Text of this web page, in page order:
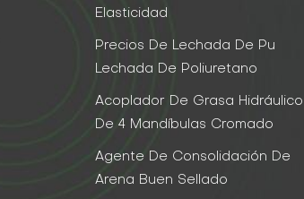
Elasticidad
Precios De Lechada De Pu
Lechada De Poliuretano
Acoplador De Grasa Hidráulico
De 4 Mandíbulas Cromado
Agente De Consolidación De
Arena Buen Sellado